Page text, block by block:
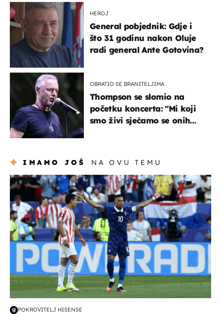
HEROJ
General pobjednik: Gdje i
što 31 godinu nakon Oluje
radi general Ante Gotovina?
OBRATIO SE BRANITELJIMA
Thompson se slomio na
početku koncerta: "Mi koji
smo živi sjećamo se onih
IMAMO JOŠ NA OVU TEMU
svjetsko prvenstvo 2026
POKROVITELJ HISENSE